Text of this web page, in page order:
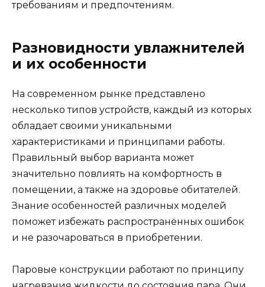
требованиям и предпочтениям.
Разновидности увлажнителей
и их особенности
На современном рынке представлено
несколько типов устройств, каждый из которых
обладает своими уникальными
характеристиками и принципами работы.
Правильный выбор варианта может
значительно повлиять на комфортность в
помещении, а также на здоровье обитателей.
Знание особенностей различных моделей
поможет избежать распространённых ошибок
и не разочароваться в приобретении.
Паровые конструкции работают по принципу